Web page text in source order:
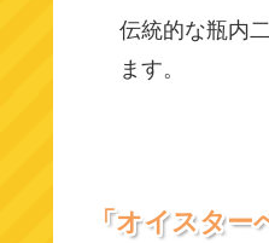
伝統的な瓶内
ます。
「オイスタ